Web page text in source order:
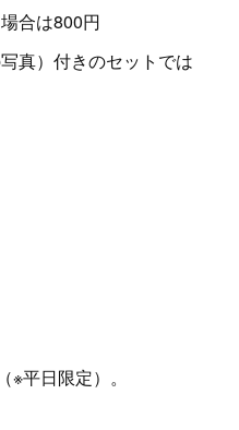
合は800円
真）付きのセットでは
平日限定）。